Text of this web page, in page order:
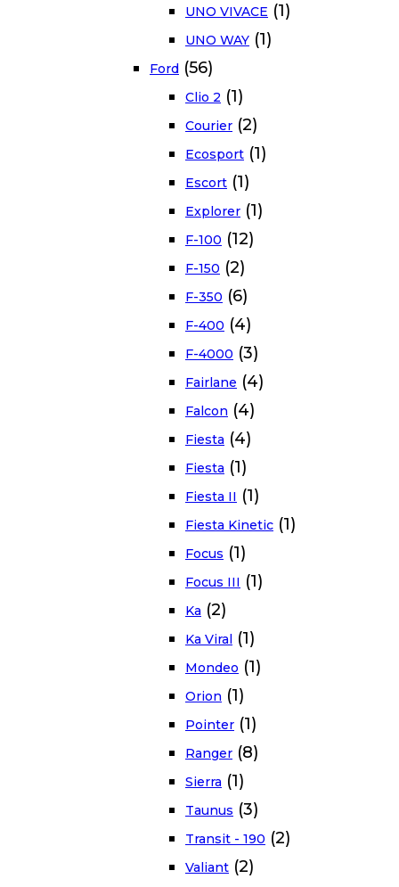
UNO VIVACE (1)
UNO WAY (1)
Ford (56)
Clio 2 (1)
Courier (2)
Ecosport (1)
Escort (1)
Explorer (1)
F-100 (12)
F-150 (2)
F-350 (6)
F-400 (4)
F-4000 (3)
Fairlane (4)
Falcon (4)
Fiesta (4)
Fiesta (1)
Fiesta II (1)
Fiesta Kinetic (1)
Focus (1)
Focus III (1)
Ka (2)
Ka Viral (1)
Mondeo (1)
Orion (1)
Pointer (1)
Ranger (8)
Sierra (1)
Taunus (3)
Transit - 190 (2)
Valiant (2)